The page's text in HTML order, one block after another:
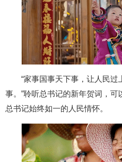
“家事国事天下事，让人民过
事。”聆听总书记的新年贺词，
总书记始终如一的人民情怀。